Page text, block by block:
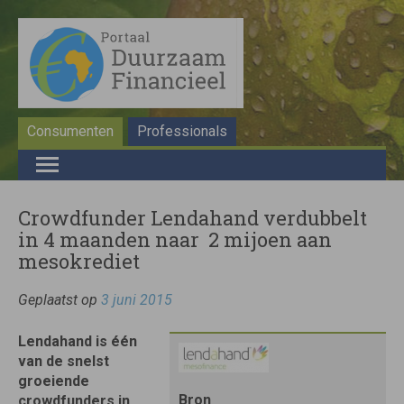
Consumenten Professionals
Crowdfunder Lendahand verdubbelt
in 4 maanden naar  2 mijoen aan
mesokrediet
Geplaatst op 3 juni 2015
Bron
Lendahand is één
van de snelst
groeiende